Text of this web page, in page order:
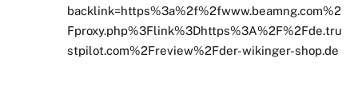
backlink=https%3a%2f%2fwww.beamng.com%2
Fproxy.php%3Flink%3Dhttps%3A%2F%2Fde.tru
stpilot.com%2Freview%2Fder-wikinger-shop.de